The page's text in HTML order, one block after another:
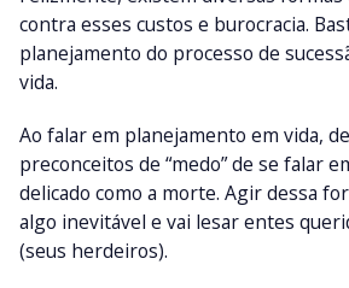
contra esses custos e burocracia.
planejamento do processo de
vida.
Ao falar em planejamento em vida,
preconceitos de “medo” de se falar
delicado como a morte. Agir dessa
algo inevitável e vai lesar entes
(seus herdeiros).